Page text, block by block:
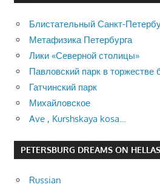
Блистательный Санкт-
Метафизика Петербурга
Лики «Северной столицы»
Павловский парк в
Гатчинский парк
Михайловское
Ave , Kurshskaya kosa…
PETERSBURG DREAMS ON
Russian